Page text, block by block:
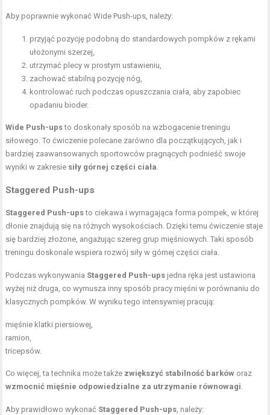
Aby poprawnie wykonać Wide Push-ups, należy:
przyjąć pozycję podobną do standardowych pompków z rękami
ułożonymi szerzej,
utrzymać plecy w prostym ustawieniu,
zachować stabilną pozycję nóg,
kontrolować ruch podczas opuszczania ciała, aby zapobiec
opadaniu bioder.
Wide Push-upsto doskonały sposób na wzbogacenie treningu
siłowego. To ćwiczenie polecane zarówno dla początkujących, jak i
bardziej zaawansowanych sportowców pragnących podnieść swoje
wyniki w zakresie siły górnej części ciała.
Staggered Push-ups
Staggered Push-upsto ciekawa i wymagająca forma pompek, w której
dłonie znajdują się na różnych wysokościach. Dzięki temu ćwiczenie staje
się bardziej złożone, angażując szereg grup mięśniowych. Taki sposób
treningu doskonale wspiera rozwój siły w górnej części ciała.
Podczas wykonywania Staggered Push-ups jedna ręka jest ustawiona
wyżej niż druga, co wymusza inny sposób pracy mięśni w porównaniu do
klasycznych pompków. W wyniku tego intensywniej pracują:
mięśnie klatki piersiowej,
ramion,
tricepsów.
Co więcej, ta technika może także zwiększyć stabilność barków oraz
wzmocnić mięśnie odpowiedzialne za utrzymanie równowagi.
Aby prawidłowo wykonać Staggered Push-ups, należy: